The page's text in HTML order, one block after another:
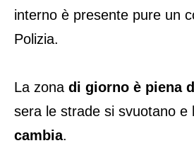
interno è presente pure un
Polizia.
La zona di giorno è piena
sera le strade si svuotano e
cambia.